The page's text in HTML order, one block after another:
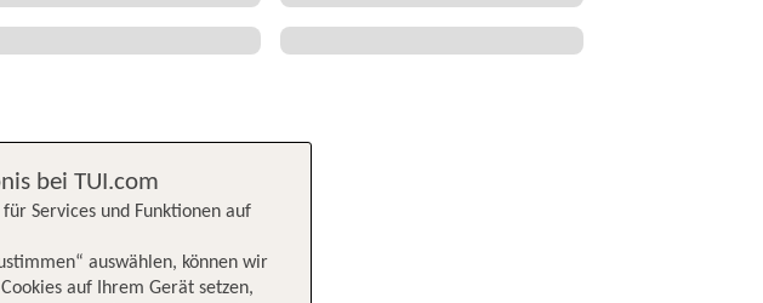
bei TUI.com
Services und Funktionen auf
auswählen, können wir
auf Ihrem Gerät setzen,